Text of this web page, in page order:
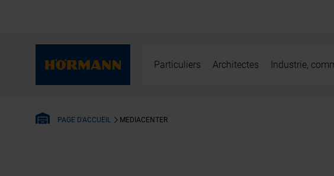
Particuliers Architectes Industrie,
PAGE D'ACCUEIL MEDIACENTER